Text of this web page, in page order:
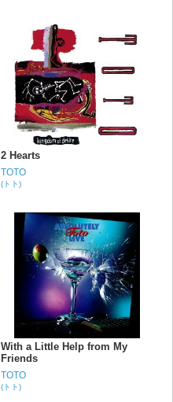
2 Hearts
TOTO
(トト)
With a Little Help from My
Friends
TOTO
(トト)